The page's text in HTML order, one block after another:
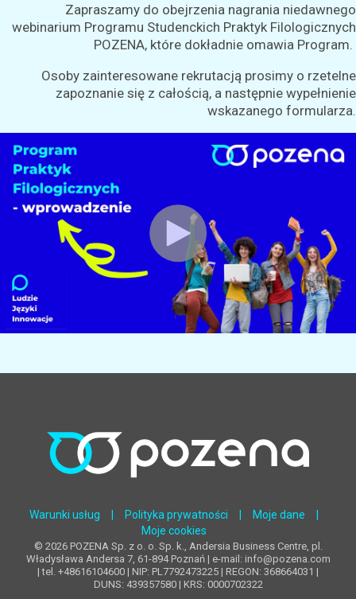
Zapraszamy do obejrzenia nagrania niedawnego
webinarium Programu Studenckich Praktyk Filologicznych
POZENA, które dokładnie omawia Program.
Osoby zainteresowane rekrutacją prosimy o rzetelne
zapoznanie się z całością, a następnie wypełnienie
wskazanego formularza.
Warunki usług Polityka prywatności Moje dane
Moje cookies
© 2026 POZENA Sp. z o. o. Sp. k., Andersia Business Centre, pl.
Władysława Andersa 7, 61-894 Poznań | e-mail: info@pozena.com
| tel. +48616104600 | NIP: PL7792473225 | REGON: 368664031 |
DUNS: 439357580 | KRS: 0000702322